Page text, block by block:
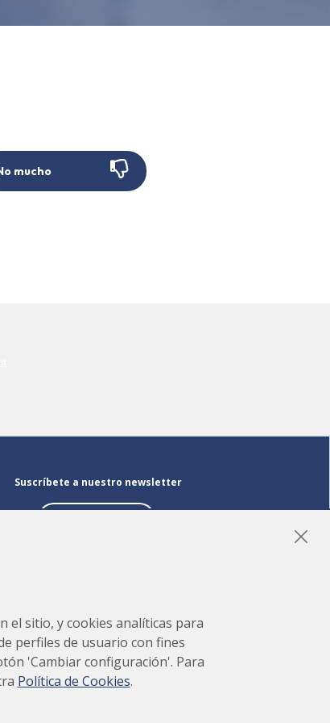
mucho
Suscríbete a nuestro newsletter
el sitio, y cookies analíticas para
perfiles de usuario con fines
'Cambiar configuración'. Para
Política de Cookies.